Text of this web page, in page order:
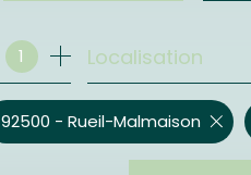
de l'ancien
bureaux et commerces
1 Localisation
92500 - Rueil-Malmaison